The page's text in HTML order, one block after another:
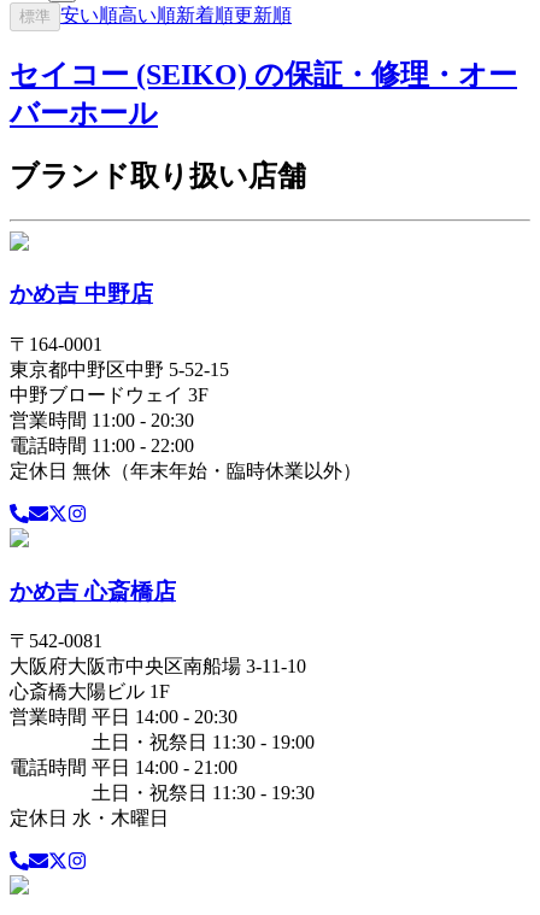
標準 安い順高い順新着順更新順
セイコー (SEIKO) の保証・修理・オー
バーホール
ブランド取り扱い店舗
かめ吉 中野店
〒 164-0001
東京都中野区中野 5-52-15
中野ブロードウェイ 3F
営業時間 11:00 - 20:30
電話時間 11:00 - 22:00
定休日 無休（年末年始・臨時休業以外）
かめ吉 心斎橋店
〒 542-0081
大阪府大阪市中央区南船場 3-11-10
心斎橋大陽ビル 1F
営業時間 平日 14:00 - 20:30
土日・祝祭日 11:30 - 19:00
電話時間 平日 14:00 - 21:00
土日・祝祭日 11:30 - 19:30
定休日 水・木曜日